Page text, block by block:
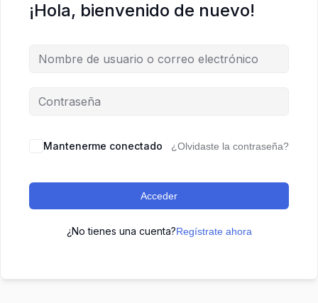
¡Hola, bienvenido de nuevo!
Mantenerme conectado ¿Olvidaste la contraseña?
Acceder
¿No tienes una cuenta?Regístrate ahora